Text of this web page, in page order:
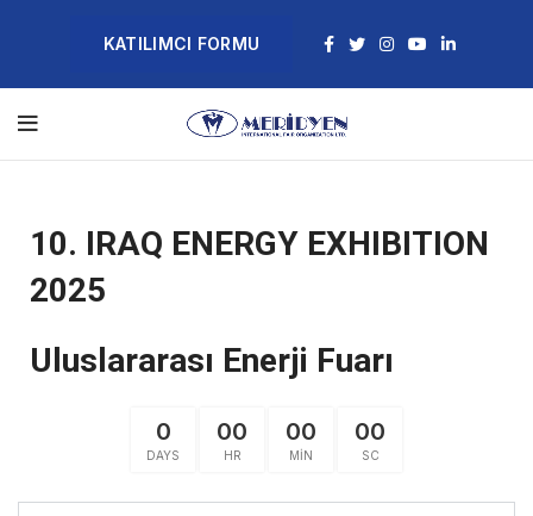
KATILIMCI FORMU
10. IRAQ ENERGY EXHIBITION
2025
Uluslararası Enerji Fuarı
0
DAYS
00
HR
00
MIN
00
SC